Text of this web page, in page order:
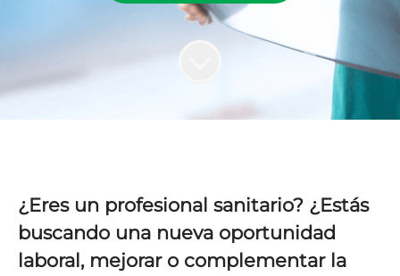
¿Eres un profesional sanitario? ¿Estás
buscando una nueva oportunidad
laboral, mejorar o complementar la